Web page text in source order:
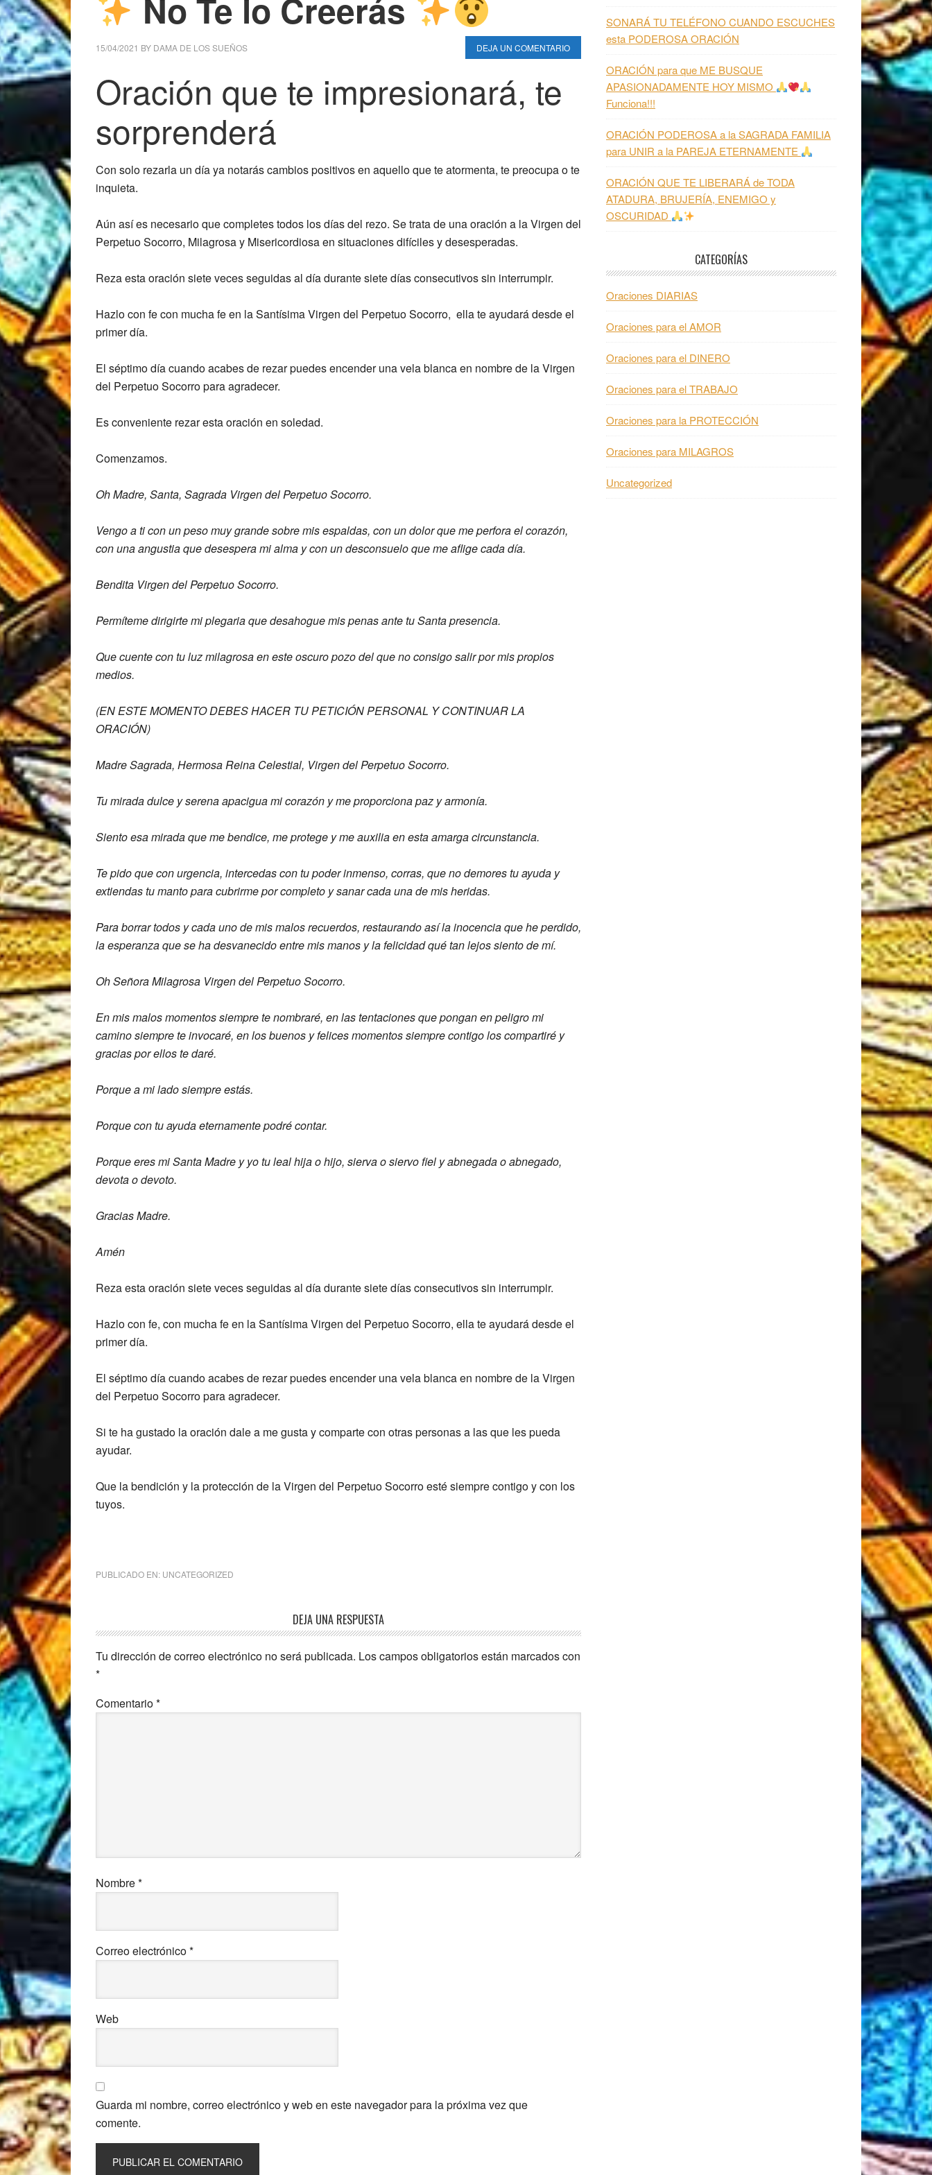
No Te lo Creerás
15/04/2021 BY DAMA DE LOS SUEÑOS DEJA UN COMENTARIO
Oración que te impresionará, te
sorprenderá
Con solo rezarla un día ya notarás cambios positivos en aquello que te atormenta, te preocupa o te
inquieta.
Aún así es necesario que completes todos los días del rezo. Se trata de una oración a la Virgen del
Perpetuo Socorro, Milagrosa y Misericordiosa en situaciones difíciles y desesperadas.
Reza esta oración siete veces seguidas al día durante siete días consecutivos sin interrumpir.
Hazlo con fe con mucha fe en la Santísima Virgen del Perpetuo Socorro, ella te ayudará desde el
primer día.
El séptimo día cuando acabes de rezar puedes encender una vela blanca en nombre de la Virgen
del Perpetuo Socorro para agradecer.
Es conveniente rezar esta oración en soledad.
Comenzamos.
Oh Madre, Santa, Sagrada Virgen del Perpetuo Socorro.
Vengo a ticon un peso muy grande sobre misespaldas, con un dolor que me perfora el corazón,
con una angustia que desespera mi alma ycon un desconsuelo que me aflige cadadía.
Bendita Virgen del Perpetuo Socorro.
Permíteme dirigirte mi plegaria quedesahogue mis penas ante tu Santapresencia.
Que cuente con tu luz milagrosa en esteoscuro pozo del que no consigo salir pormis propios
medios.
(EN ESTE MOMENTO DEBES HACER TU PETICIÓN PERSONAL Y CONTINUAR LA
ORACIÓN)
Madre Sagrada, Hermosa Reina Celestial, Virgen del Perpetuo Socorro.
Tu mirada dulce y serena apacigua micorazón y me proporciona paz y armonía.
Siento esa mirada que me bendice, meprotege y me auxilia en esta amargacircunstancia.
Te pido que con urgencia, intercedas contu poder inmenso, corras, que no demorestu ayuda y
extiendas tu manto paracubrirme por completo y sanar cada unade mis heridas.
Para borrar todos y cada uno de mismalos recuerdos, restaurando así lainocencia que he perdido,
la esperanzaque se ha desvanecido entre mis manos y la felicidad qué tan lejos siento demí.
Oh Señora Milagrosa Virgen del Perpetuo Socorro.
En mis malos momentos siempre tenombraré, en las tentaciones que ponganen peligro mi
camino siempre te invocaré, en los buenos y felices momentos siemprecontigo los compartiré y
graciaspor ellos te daré.
Porque a mi lado siempre estás.
Porquecon tu ayuda eternamente podré contar.
Porque eres mi Santa Madre y yo tu lealhija o hijo, sierva o siervo fiel yabnegada o abnegado,
devota o devoto.
Gracias Madre.
Amén
Reza esta oración siete veces seguidas al día durante siete días consecutivos sin interrumpir.
Hazlo con fe, con mucha fe en la Santísima Virgen del Perpetuo Socorro, ella te ayudará desde el
primer día.
El séptimo día cuando acabes de rezar puedes encender una vela blanca en nombre de la Virgen
del Perpetuo Socorro para agradecer.
Si te ha gustado la oración dale a me gusta y comparte con otras personas a las que les pueda
ayudar.
Que la bendición y la protección de la Virgen del Perpetuo Socorro esté siempre contigo y con los
tuyos.
PUBLICADO EN: UNCATEGORIZED
con
los
lectores
DEJA UNA RESPUESTA
Tu dirección de correo electrónico no será publicada. Los campos obligatorios están marcados con
*
Comentario*
Nombre*
Correo electrónico*
Web
Guarda mi nombre, correo electrónico y web en este navegador para la próxima vez que
comente.
SONARÁ TU TELÉFONO CUANDO ESCUCHES
esta PODEROSA ORACIÓN
ORACIÓN para que ME BUSQUE
APASIONADAMENTE HOY MISMO
Funciona!!!
ORACIÓN PODEROSA a la SAGRADA FAMILIA
para UNIR a la PAREJA ETERNAMENTE
ORACIÓN QUE TE LIBERARÁ de TODA
ATADURA, BRUJERÍA, ENEMIGO y
OSCURIDAD
CATEGORÍAS
Oraciones DIARIAS
Oraciones para el AMOR
Oraciones para el DINERO
Oraciones para el TRABAJO
Oraciones para la PROTECCIÓN
Oraciones para MILAGROS
Uncategorized